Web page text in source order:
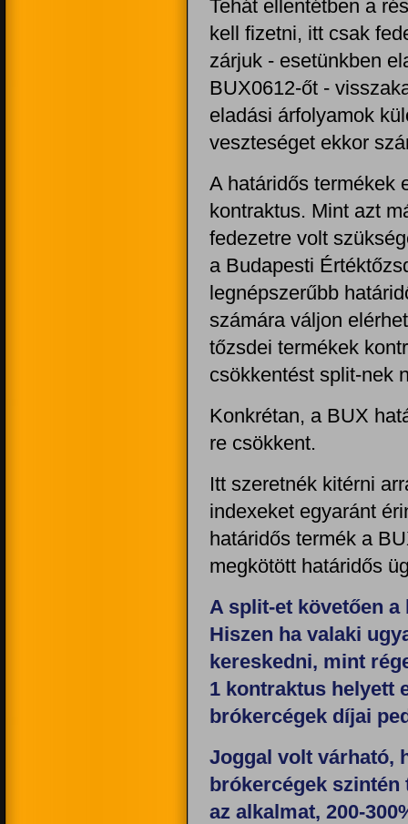
Tehát ellentétben a
kell fizetni, itt csak
zárjuk - esetünkben
BUX0612-őt -
eladási árfolyamok
veszteséget ekkor
A határidős termékek
kontraktus. Mint azt
fedezetre volt
a Budapesti
legnépszerűbb
számára váljon
tőzsdei termékek
csökkentést split-nek
Konkrétan, a BUX
re csökkent.
Itt szeretnék kitérni
indexeket egyaránt
határidős termék a
megkötött határidős
A split-et követően
Hiszen ha valaki
kereskedni, mint
1 kontraktus helyett
brókercégek díjai
Joggal volt várható,
brókercégek
az alkalmat, 200-